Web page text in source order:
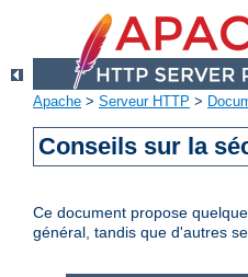
Apache > Serveur HTTP >
Conseils sur la
Ce document propose
général, tandis que d'autres